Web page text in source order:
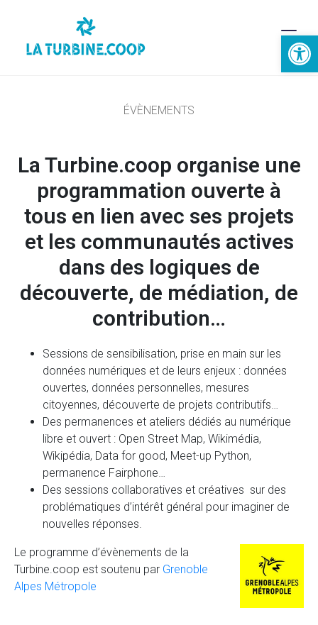
Ouvrir
ÉVÈNEMENTS
La Turbine.coop organise une
programmation ouverte à
tous en lien avec ses projets
et les communautés actives
dans des logiques de
découverte, de médiation, de
contribution…
Sessions de sensibilisation, prise en main sur les
données numériques et de leurs enjeux : données
ouvertes, données personnelles, mesures
citoyennes, découverte de projets contributifs…
Des permanences et ateliers dédiés au numérique
libre et ouvert : Open Street Map, Wikimédia,
Wikipédia, Data for good, Meet-up Python,
permanence Fairphone…
Des sessions collaboratives et créatives sur des
problématiques d’intérêt général pour imaginer de
nouvelles réponses.
Le programme d’évènements de la
Turbine.coop est soutenu par Grenoble
Alpes Métropole